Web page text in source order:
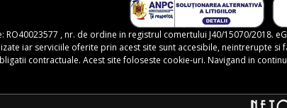
RO40023577 , nr. de ordine in registrul comertului J40/15070/2018.
iar serviciile oferite prin acest site sunt accesibile, neintrerupte si
contractuale. Acest site foloseste cookie-uri. Navigand in